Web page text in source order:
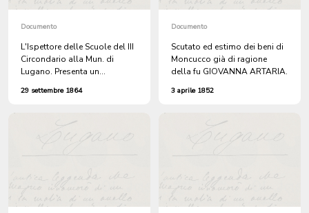
Documento
L'Ispettore delle Scuole del III
Circondario alla Mun. di
Lugano. Presenta un
MAGGIORI FEMMINILI.
29 settembre 1864
Documento
Scutato ed estimo dei beni di
Moncucco già di ragione
della fu GIOVANNA ARTARIA.
3 aprile 1852